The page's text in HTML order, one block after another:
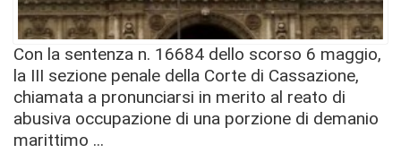
Con la sentenza n. 16684 dello scorso 6 maggio,
la III sezione penale della Corte di Cassazione,
chiamata a pronunciarsi in merito al reato di
abusiva occupazione di una porzione di demanio
marittimo ...